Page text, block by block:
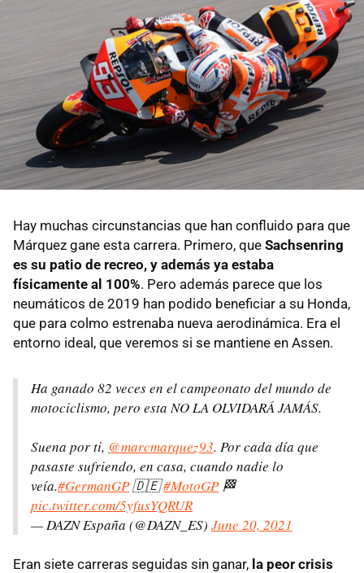
Hay muchas circunstancias que han confluido para que
Márquez gane esta carrera. Primero, que Sachsenring
es su patio de recreo, y además ya estaba
físicamente al 100%. Pero además parece que los
neumáticos de 2019 han podido beneficiar a su Honda,
que para colmo estrenaba nueva aerodinámica. Era el
entorno ideal, que veremos si se mantiene en Assen.
Ha ganado 82 veces en el campeonato del mundo de
motociclismo, pero esta NO LA OLVIDARÁ JAMÁS.
Suena por ti, @marcmarquez93. Por cada día que
pasaste sufriendo, en casa, cuando nadie lo
veía.#GermanGP🇩🇪#MotoGP🏁
pic.twitter.com/5yfusYQRUR
— DAZN España (@DAZN_ES) June 20, 2021
Eran siete carreras seguidas sin ganar, la peor crisis